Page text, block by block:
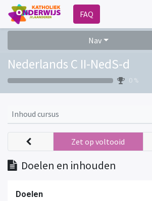
FAQ
Nav
Nederlands C II-NedS-d
0 %
Inhoud cursus
Doelen en inhouden
Zet op voltooid
Doelen